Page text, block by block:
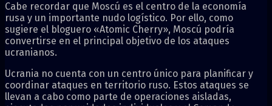
Cabe recordar que Moscú es el centro de la economía
rusa y un importante nudo logístico. Por ello, como
sugiere el bloguero «Atomic Cherry», Moscú podría
convertirse en el principal objetivo de los ataques
ucranianos.
Ucrania no cuenta con un centro único para planificar y
coordinar ataques en territorio ruso. Estos ataques se
llevan a cabo como parte de operaciones aisladas,